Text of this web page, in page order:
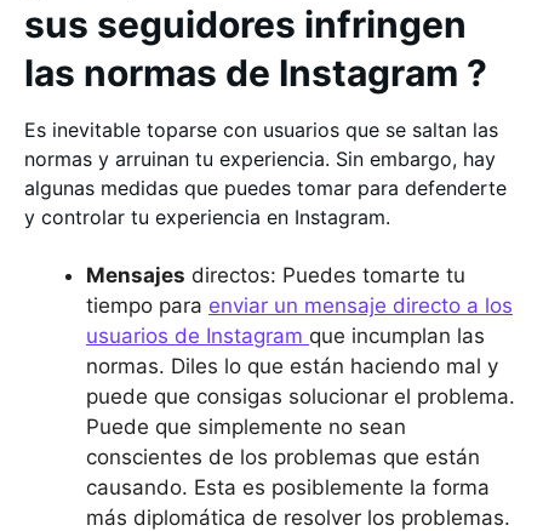
sus seguidores infringen
las normas de Instagram ?
Es inevitable toparse con usuarios que se saltan las
normas y arruinan tu experiencia. Sin embargo, hay
algunas medidas que puedes tomar para defenderte
y controlar tu experiencia en Instagram.
Mensajes directos: Puedes tomarte tu
tiempo para enviar un mensaje directo a los
usuarios de Instagram que incumplan las
normas. Diles lo que están haciendo mal y
puede que consigas solucionar el problema.
Puede que simplemente no sean
conscientes de los problemas que están
causando. Esta es posiblemente la forma
más diplomática de resolver los problemas.